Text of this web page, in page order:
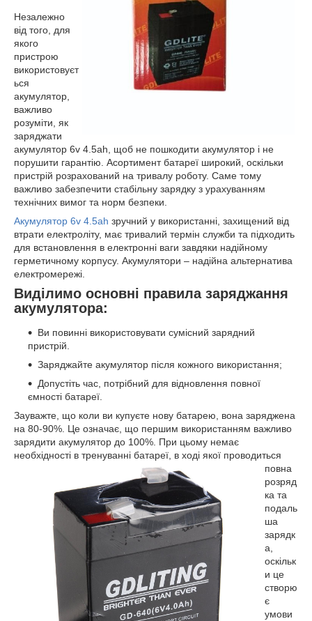
Незалежно
від того, для
якого
пристрою
використовуєт
ься
акумулятор,
важливо
розуміти, як
заряджати
акумулятор 6v 4.5ah, щоб не пошкодити акумулятор і не
порушити гарантію. Асортимент батареї широкий, оскільки
пристрій розрахований на тривалу роботу. Саме тому
важливо забезпечити стабільну зарядку з урахуванням
технічних вимог та норм безпеки.
Акумулятор 6v 4.5ah зручний у використанні, захищений від
втрати електроліту, має тривалий термін служби та підходить
для встановлення в електронні ваги завдяки надійному
герметичному корпусу. Акумулятори – надійна альтернатива
електромережі.
Виділимо основні правила заряджання
акумулятора:
Ви повинні використовувати сумісний зарядний
пристрій.
Заряджайте акумулятор після кожного використання;
Допустіть час, потрібний для відновлення повної
ємності батареї.
Зауважте, що коли ви купуєте нову батарею, вона заряджена
на 80-90%. Це означає, що першим використанням важливо
зарядити акумулятор до 100%. При цьому немає
необхідності в тренуванні батареї, в ході якої проводиться
повна
розряд
ка та
подаль
ша
зарядк
а,
оскільк
и це
створю
є
умови